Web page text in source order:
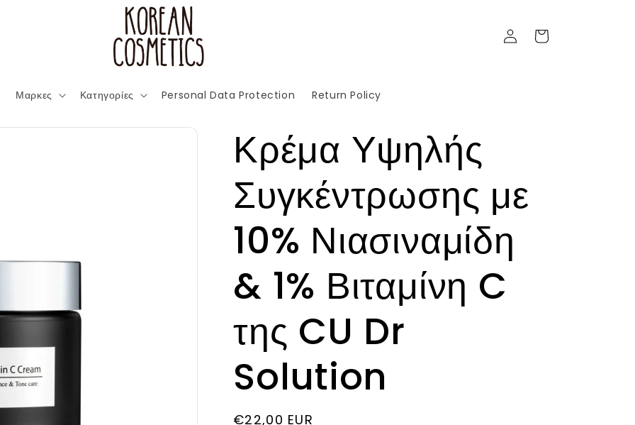
Μαρκες Κατηγορίες Personal Data Protection Return Policy
Σύνδεση Καλάθι
Κρέμα Υψηλής
Συγκέντρωσης με
10% Νιασιναμίδη
& 1% Βιταμίνη C
της CU Dr
Solution
Κανονική
€22,00 EUR